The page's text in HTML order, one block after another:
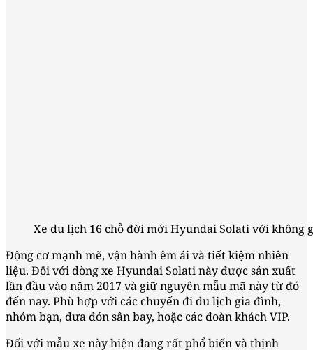
Xe du lịch 16 chỗ đời mới Hyundai Solati với không
Động cơ mạnh mẽ, vận hành êm ái và tiết kiệm nhiên
liệu. Đối với dòng xe Hyundai Solati này được sản xuất
lần đầu vào năm 2017 và giữ nguyên mẫu mã này từ đó
đến nay. Phù hợp với các chuyến đi du lịch gia đình,
nhóm bạn, đưa đón sân bay, hoặc các đoàn khách VIP.
Đối với mẫu xe này hiện đang rất phổ biến và thịnh